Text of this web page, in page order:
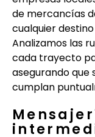
de mercancías
cualquier
Analizamos las
cada trayecto
asegurando que
cumplan